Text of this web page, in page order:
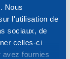
Nous
l'utilisation de
sociaux, de
celles-ci
avez fournies
Quick Level-